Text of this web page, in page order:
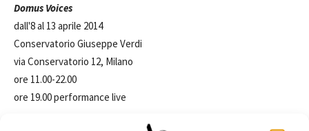
Domus Voices
dall'8 al 13 aprile 2014
Conservatorio Giuseppe Verdi
via Conservatorio 12, Milano
ore 11.00-22.00
ore 19.00 performance live